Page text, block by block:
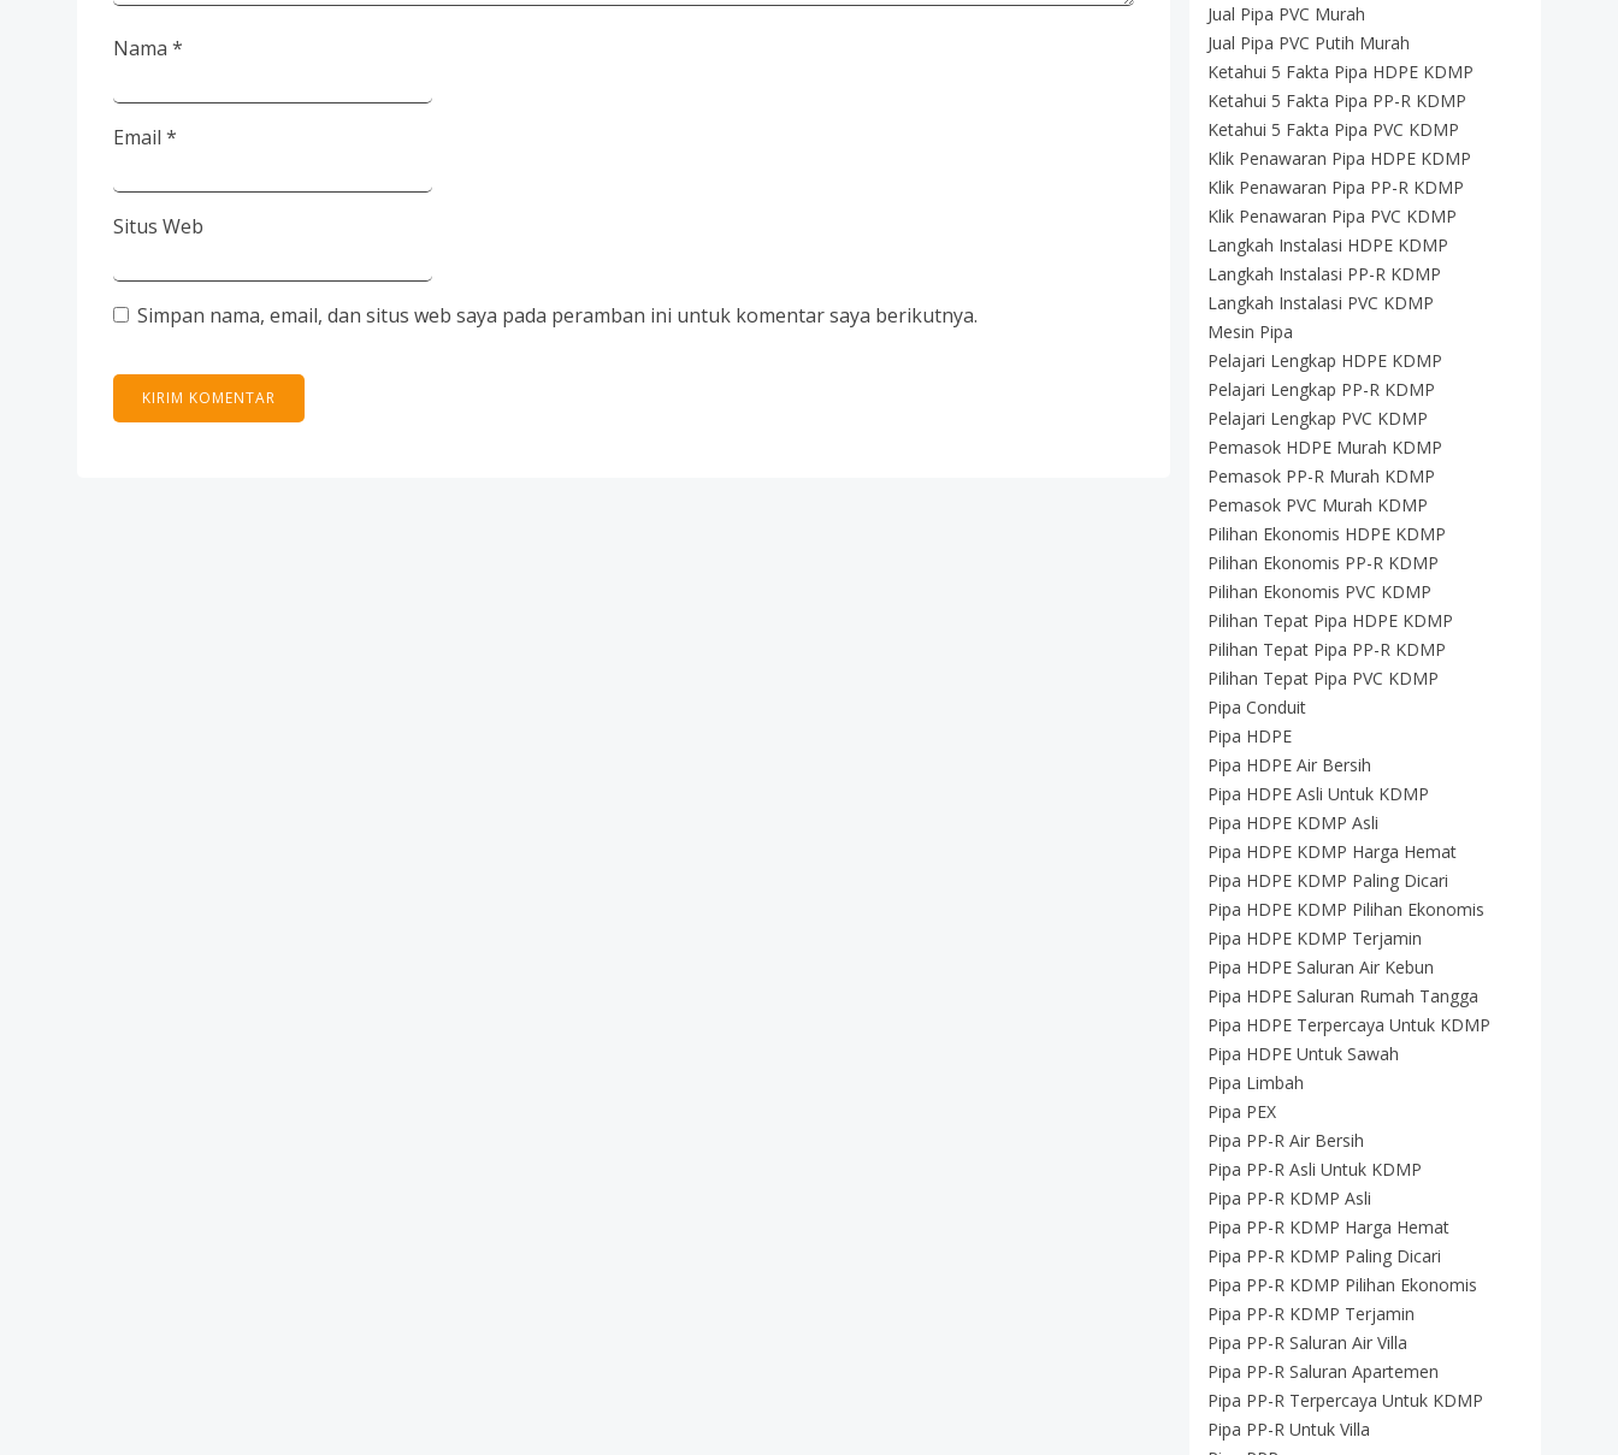
Nama *
Email *
Situs Web
Simpan nama, email, dan situs web saya pada peramban ini untuk komentar saya berikutnya.
Jual Pipa PVC Murah
Jual Pipa PVC Putih Murah
Ketahui 5 Fakta Pipa HDPE KDMP
Ketahui 5 Fakta Pipa PP-R KDMP
Ketahui 5 Fakta Pipa PVC KDMP
Klik Penawaran Pipa HDPE KDMP
Klik Penawaran Pipa PP-R KDMP
Klik Penawaran Pipa PVC KDMP
Langkah Instalasi HDPE KDMP
Langkah Instalasi PP-R KDMP
Langkah Instalasi PVC KDMP
Mesin Pipa
Pelajari Lengkap HDPE KDMP
Pelajari Lengkap PP-R KDMP
Pelajari Lengkap PVC KDMP
Pemasok HDPE Murah KDMP
Pemasok PP-R Murah KDMP
Pemasok PVC Murah KDMP
Pilihan Ekonomis HDPE KDMP
Pilihan Ekonomis PP-R KDMP
Pilihan Ekonomis PVC KDMP
Pilihan Tepat Pipa HDPE KDMP
Pilihan Tepat Pipa PP-R KDMP
Pilihan Tepat Pipa PVC KDMP
Pipa Conduit
Pipa HDPE
Pipa HDPE Air Bersih
Pipa HDPE Asli Untuk KDMP
Pipa HDPE KDMP Asli
Pipa HDPE KDMP Harga Hemat
Pipa HDPE KDMP Paling Dicari
Pipa HDPE KDMP Pilihan Ekonomis
Pipa HDPE KDMP Terjamin
Pipa HDPE Saluran Air Kebun
Pipa HDPE Saluran Rumah Tangga
Pipa HDPE Terpercaya Untuk KDMP
Pipa HDPE Untuk Sawah
Pipa Limbah
Pipa PEX
Pipa PP-R Air Bersih
Pipa PP-R Asli Untuk KDMP
Pipa PP-R KDMP Asli
Pipa PP-R KDMP Harga Hemat
Pipa PP-R KDMP Paling Dicari
Pipa PP-R KDMP Pilihan Ekonomis
Pipa PP-R KDMP Terjamin
Pipa PP-R Saluran Air Villa
Pipa PP-R Saluran Apartemen
Pipa PP-R Terpercaya Untuk KDMP
Pipa PP-R Untuk Villa